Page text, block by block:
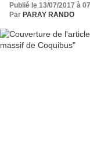
Publié le 13/07/2017 à
Par PARAY RANDO